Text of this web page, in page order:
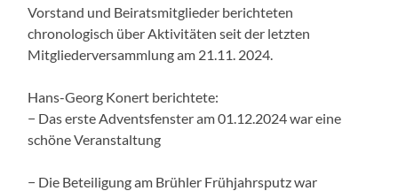
Vorstand und Beiratsmitglieder berichteten
chronologisch über Aktivitäten seit der letzten
Mitgliederversammlung am 21.11. 2024.
Hans-Georg Konert berichtete:
− Das erste Adventsfenster am 01.12.2024 war eine
schöne Veranstaltung
− Die Beteiligung am Brühler Frühjahrsputz war